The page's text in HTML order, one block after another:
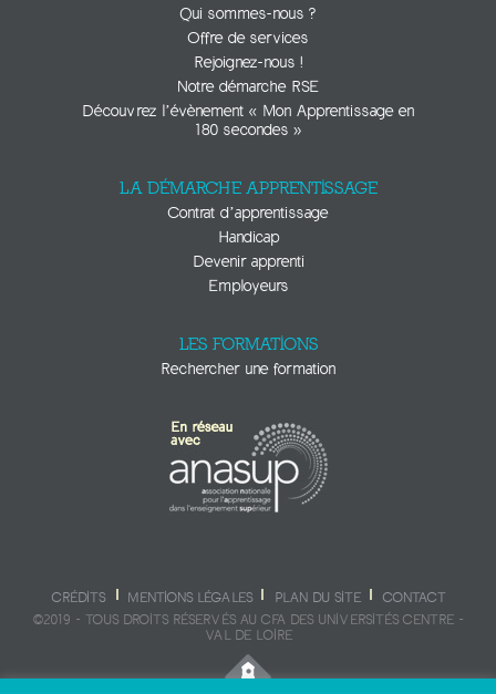
Qui sommes-nous ?
Offre de services
Rejoignez-nous !
Notre démarche RSE
Découvrez l’évènement « Mon Apprentissage en
180 secondes »
LA DÉMARCHE APPRENTISSAGE
Contrat d’apprentissage
Handicap
Devenir apprenti
Employeurs
LES FORMATIONS
Rechercher une formation
CRÉDITS MENTIONS LÉGALES PLAN DU SITE
CONTACT
©2019 - TOUS DROITS RÉSERVÉS AU CFA DES UNIVERSITÉS CENTRE -
VAL DE LOIRE